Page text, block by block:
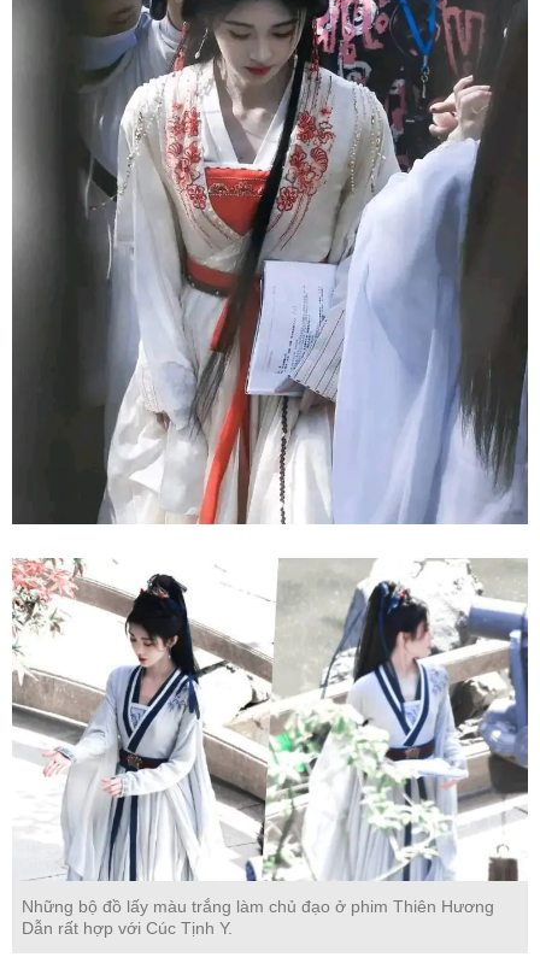
Những bộ đồ lấy màu trắng làm chủ đạo ở phim Thiên Hương
Dẫn rất hợp với Cúc Tịnh Y.